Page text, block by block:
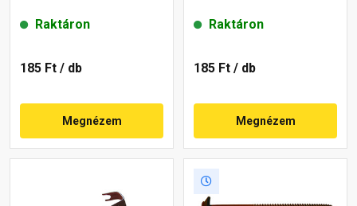
Raktáron
185 Ft / db
Megnézem
Raktáron
185 Ft / db
Megnézem